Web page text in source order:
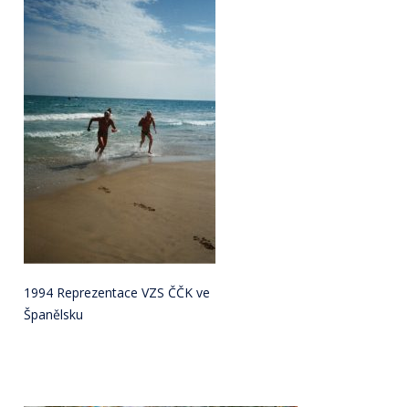
1994 Reprezentace VZS ČČK ve
Španělsku